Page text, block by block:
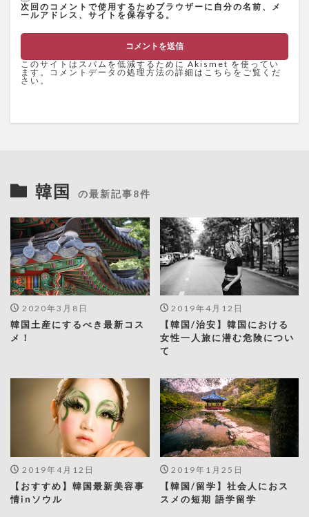
次回のコメントで使用するためブラウザーに自分の名前、メ
ールアドレス、サイトを保存する。
このサイトはスパムを低減するために Akismet を使ってい
ます。
コメントデータの処理方法の詳細はこちらをご覧くだ
さい 。
韓国 の最新記事8件
2020年3月8日
韓国土産にするべき最新コス
メ！
2019年4月12日
【韓国/治安】韓国における
女性一人旅に潜む危険につい
て
2019年4月12日
【おすすめ】韓国最新美容事
情inソウル
2019年1月25日
【韓国/留学】社会人におス
スメの短期 語学留学